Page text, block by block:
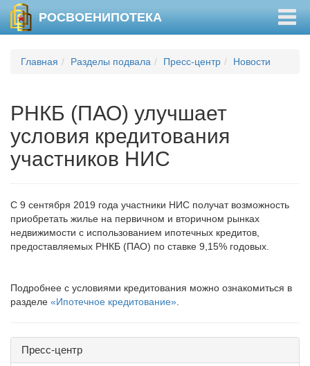
РОСВОЕНИПОТЕКА
Главная Разделы подвала Пресс-центр Новости
РНКБ (ПАО) улучшает
условия кредитования
участников НИС
С 9 сентября 2019 года участники НИС получат возможность
приобретать жилье на первичном и вторичном рынках
недвижимости с использованием ипотечных кредитов,
предоставляемых РНКБ (ПАО) по ставке 9,15% годовых.
Подробнее с условиями кредитования можно ознакомиться в
разделе «Ипотечное кредитование»
Пресс-центр